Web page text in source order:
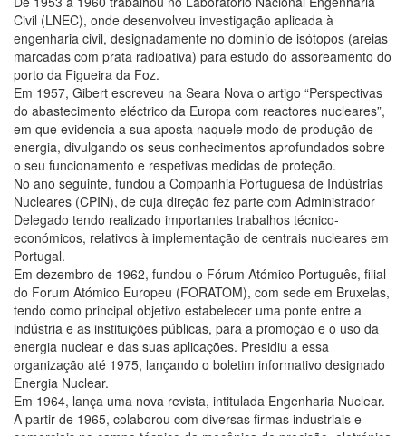
Civil (LNEC), onde desenvolveu investigação aplicada à
engenharia civil, designadamente no domínio de isótopos (areias
marcadas com prata radioativa) para estudo do assoreamento do
porto da Figueira da Foz.
Em 1957, Gibert escreveu na Seara Nova o artigo “Perspectivas
do abastecimento eléctrico da Europa com reactores nucleares”,
em que evidencia a sua aposta naquele modo de produção de
energia, divulgando os seus conhecimentos aprofundados sobre
o seu funcionamento e respetivas medidas de proteção.
No ano seguinte, fundou a Companhia Portuguesa de Indústrias
Nucleares (CPIN), de cuja direção fez parte com Administrador
Delegado tendo realizado importantes trabalhos técnico-
económicos, relativos à implementação de centrais nucleares em
Portugal.
Em dezembro de 1962, fundou o Fórum Atómico Português, filial
do Forum Atómico Europeu (FORATOM), com sede em Bruxelas,
tendo como principal objetivo estabelecer uma ponte entre a
indústria e as instituições públicas, para a promoção e o uso da
energia nuclear e das suas aplicações. Presidiu a essa
organização até 1975, lançando o boletim informativo designado
Energia Nuclear.
Em 1964, lança uma nova revista, intitulada Engenharia Nuclear.
A partir de 1965, colaborou com diversas firmas industriais e